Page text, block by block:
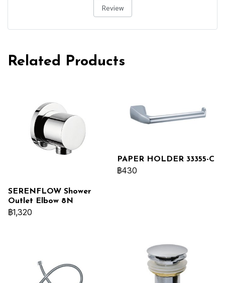
Review
Related Products
SERENFLOW Shower
Outlet Elbow 8N
฿1,320
PAPER HOLDER 33355-C
฿430